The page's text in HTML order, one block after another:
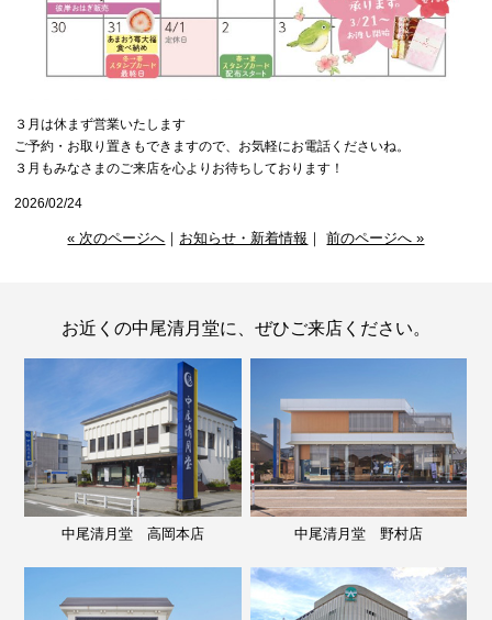
３月は休まず営業いたします
ご予約・お取り置きもできますので、お気軽にお電話くださいね。
３月もみなさまのご来店を心よりお待ちしております！
2026/02/24
« 次のページへ ｜ お知らせ・新着情報 ｜前のページへ »
お近くの中尾清月堂に、ぜひご来店ください。
中尾清月堂 高岡本店 中尾清月堂 野村店